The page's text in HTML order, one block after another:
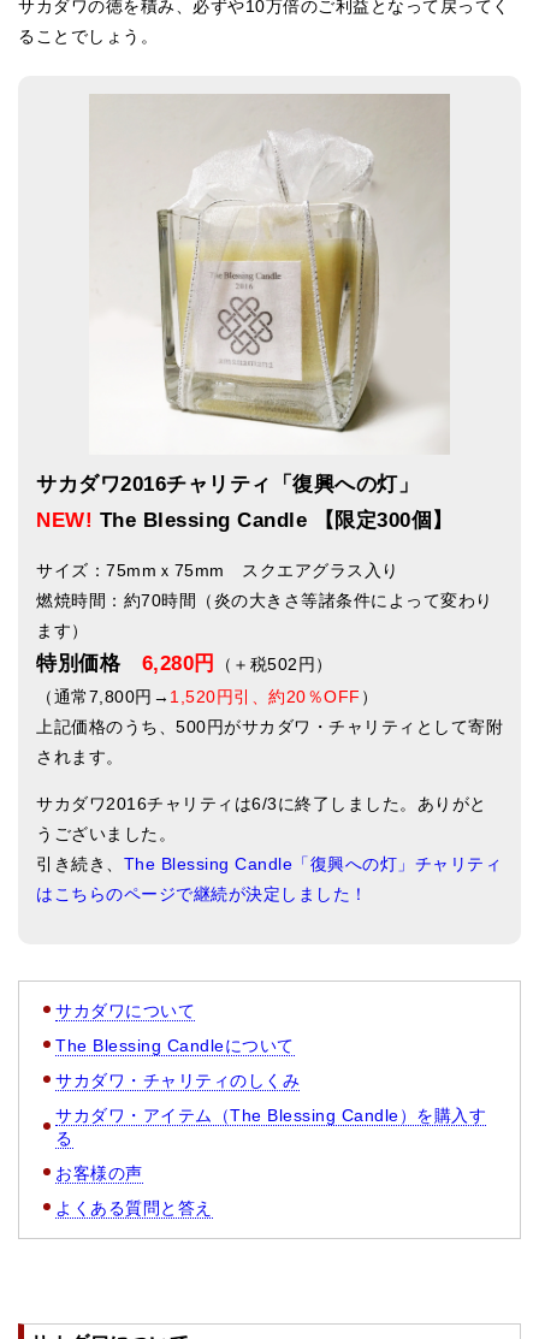
中級講座
メールお便り登録
LINEお友だち登録
サカダワの徳を積み、必ずや10万倍のご利益となって戻ってく
ることでしょう。
サカダワ2016チャリティ「復興への灯」
NEW! The Blessing Candle 【限定300個】
サイズ：75mmｘ75mm スクエアグラス入り
燃焼時間：約70時間（炎の大きさ等諸条件によって変わり
ます）
特別価格 6,280円
（＋税502円）
（通常7,800円→ 1,520円引、約20％OFF ）
上記価格のうち、500円がサカダワ・チャリティとして寄附
されます。
サカダワ2016チャリティは6/3に終了しました。ありがと
うございました。
引き続き、 The Blessing Candle「復興への灯」チャリティ
はこちらのページで継続が決定しました！
サカダワについて
The Blessing Candleについて
サカダワ・チャリティのしくみ
サカダワ・アイテム（The Blessing Candle）を購入す
る
お客様の声
よくある質問と答え